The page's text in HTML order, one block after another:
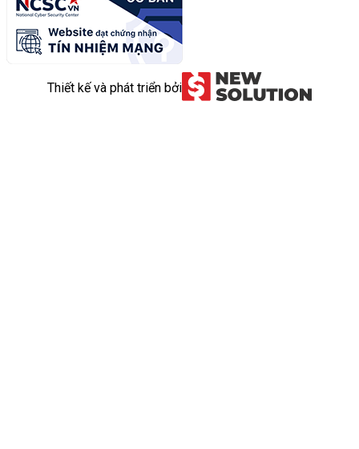
Thiết kế và phát triển bởi